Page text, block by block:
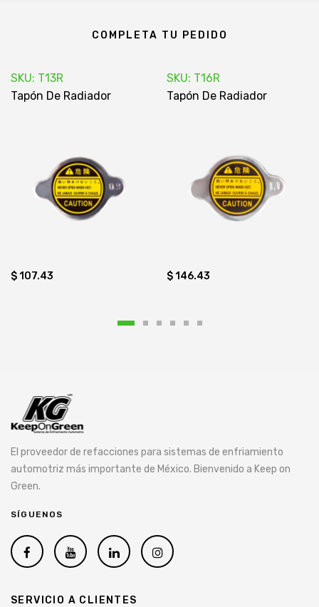
COMPLETA TU PEDIDO
SKU: T13R
Tapón De Radiador
$ 107.43
SKU: T16R
Tapón De Radiador
$ 146.43
El proveedor de refacciones para sistemas de enfriamiento
automotriz más importante de México. Bienvenido a Keep on
Green.
SÍGUENOS
SERVICIO A CLIENTES